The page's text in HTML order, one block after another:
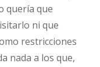
quería que
ni que
restricciones
nada a los que,